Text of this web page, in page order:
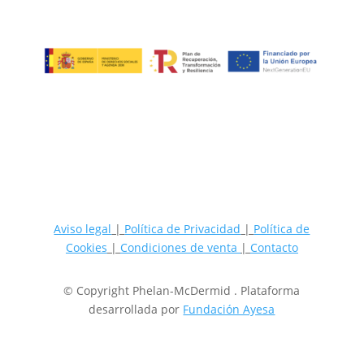
Aviso legal | Política de Privacidad | Política de
Cookies | Condiciones de venta | Contacto
© Copyright Phelan-McDermid . Plataforma
desarrollada por Fundación Ayesa